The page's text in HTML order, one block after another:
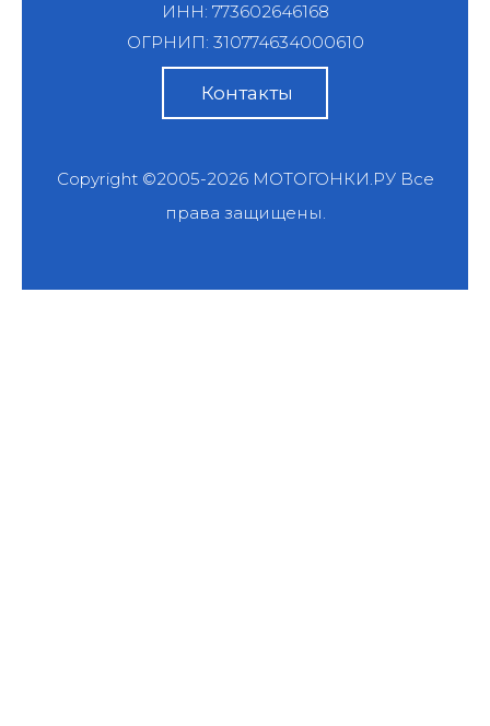
ИНН: 773602646168
ОГРНИП: 310774634000610
Контакты
Copyright ©2005-2026 МОТОГОНКИ.РУВсе
права защищены.